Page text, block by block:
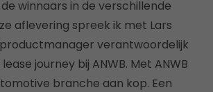
winnaars in de verschillende
aflevering spreek ik met Lars
productmanager verantwoordelijk
journey bij ANWB. Met ANWB
branche aan kop. Een